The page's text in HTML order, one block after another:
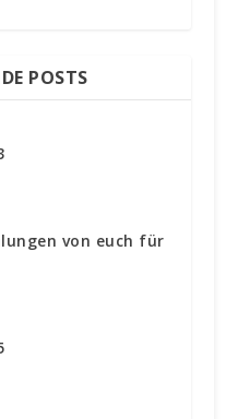
POSTS
von euch für